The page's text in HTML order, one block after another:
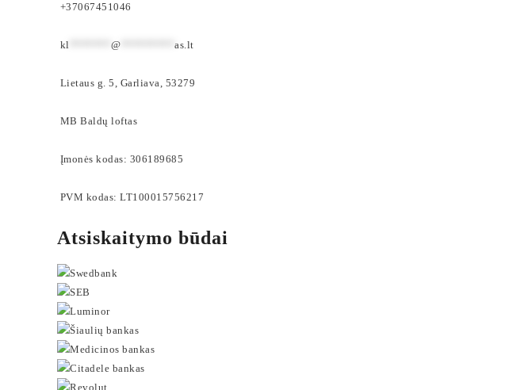
+37067451046
kl @ as.lt
Lietaus g. 5, Garliava, 53279
MB Baldų loftas
Įmonės kodas: 306189685
PVM kodas: LT100015756217
Atsiskaitymo būdai